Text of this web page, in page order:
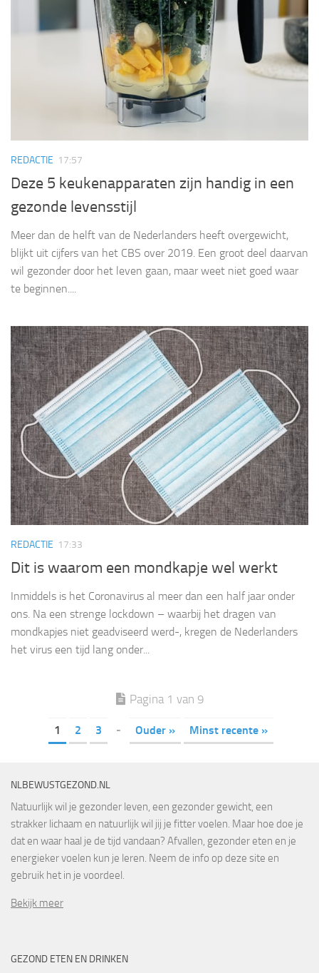
REDACTIE 17:57
Deze 5 keukenapparaten zijn handig in een
gezonde levensstijl
Meer dan de helft van de Nederlanders heeft overgewicht,
blijkt uit cijfers van het CBS over 2019. Een groot deel daarvan
wil gezonder door het leven gaan, maar weet niet goed waar
te beginnen....
REDACTIE 17:33
Dit is waarom een mondkapje wel werkt
Inmiddels is het Coronavirus al meer dan een half jaar onder
ons. Na een strenge lockdown – waarbij het dragen van
mondkapjes niet geadviseerd werd-, kregen de Nederlanders
het virus een tijd lang onder...
Pagina 1 van 9
1 2 3 - Ouder » Minst recente »
NLBEWUSTGEZOND.NL
Natuurlijk wil je gezonder leven, een gezonder gewicht, een
strakker lichaam en natuurlijk wil jij je fitter voelen. Maar hoe doe je
dat en waar haal je de tijd vandaan? Afvallen, gezonder eten en je
energieker voelen kun je leren. Neem de info op deze site en
gebruik het in je voordeel.
Bekijk meer
GEZOND ETEN EN DRINKEN